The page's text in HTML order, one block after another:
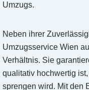
Umzugs.
Neben ihrer
Umzugsservice Wien
Verhältnis. Sie
qualitativ hochwertig
sprengen wird. Mit den